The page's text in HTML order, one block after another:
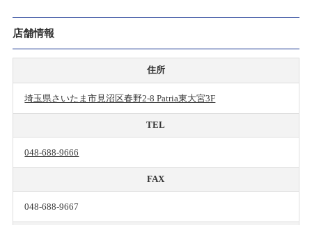
店舗情報
住所
埼玉県さいたま市見沼区春野2-8 Patria東大宮3F
TEL
048-688-9666
FAX
048-688-9667